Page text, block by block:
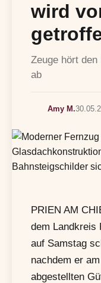
wird
Zeuge hört
ab
Amy M.
PRIEN AM
dem Landkreis
auf Samstag
nachdem er
abgestellten